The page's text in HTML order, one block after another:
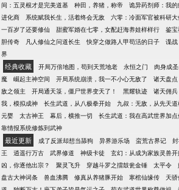
间：五灵根才是完美道基
种田，养猪，称帝 诡异药剂师：我
进化商
系统赋我长生，活着终会无敌 六零：冷面军官被科研
一百岁了还要修仙
甜蜜军婚在七零，女配赶海养娃样样行 鉴
胆传奇
凡人修仙之问道长生 快穿之做路人甲苟活的日子 谍
界
经典收藏 开局万倍地图，苟到天荒地老 永恒之门 肉身成
魔
崛起主神空间 开局系统崩溃，我一不小心无敌了 诸天盘
敌之领主
开局通天箓，僵尸世界变天了！ 黑耀轨迹 诸天佣
我，模拟成神
长生武道，从八极拳开始 九叔：无敌，从先天道
元婴
太古神王 幕后，横推一切 长生武道：我在高武世界加
靠情报系统修炼到武神
最近更新 成了反派却想当舔狗 异界游乐场 蛮荒古界记
王
逍遥行万古 武界修道 神级卡徒 玄幻：从成为家族灵兽
凶，你逐他出宗？
聚灵飞升 穿越斗罗之擂鼓瓮金锤 太平令
盘古大神词条
兽血沸腾 修真从养猪豚开始 寒棺仙缘传 天